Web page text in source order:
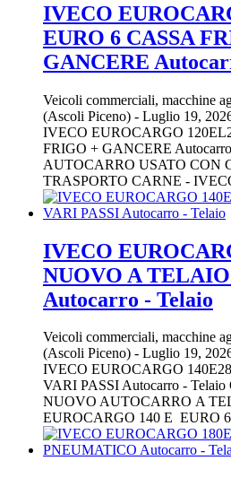
IVECO
EURO 6 CASSA
GANCERE
Veicoli commerciali, macchine
(Ascoli Piceno) - Luglio 19,
IVECO EUROCARGO
FRIGO + GANCERE
AUTOCARRO USATO CON
TRASPORTO CARNE -
IVECO
NUOVO A
Autocarro - Telaio
Veicoli commerciali, macchine
(Ascoli Piceno) - Luglio 19,
IVECO EUROCARGO
VARI PASSI Autocarro -
NUOVO AUTOCARRO A
EUROCARGO 140 E EURO